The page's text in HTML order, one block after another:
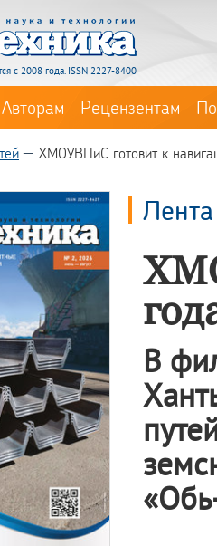
с 2008 года. ISSN 2227-8400
Авторам Рецензентам
ХМОУВПиС готовит к
В